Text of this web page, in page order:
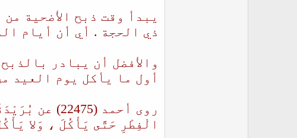
يبدأ وقت ذبح الأضحية
ذي الحجة . أي أن أيام
والأفضل أن يبادر
أول ما يأكل يوم العيد
روى أحمد
الْفِطْرِ حَتَّى يَأْكُلَ ، وَلا